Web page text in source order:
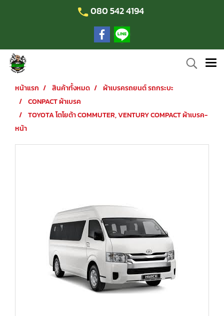
080 542 4194
หน้าแรก สินค้าทั้งหมด
ผ้าเบรครถยนต์ รถกระบะ
CONPACT ผ้าเบรค
TOYOTA โตโยต้า COMMUTER, VENTURY COMPACT ผ้าเบรค-
หน้า